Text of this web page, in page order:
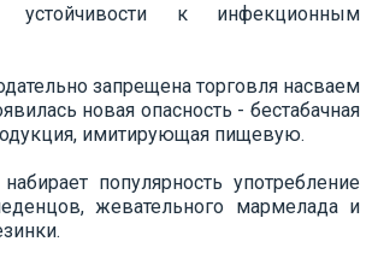
устойчивости к инфекционным
запрещена торговля насваем
новая опасность - бестабачная
имитирующая пищевую.
популярность употребление
жевательного мармелада и